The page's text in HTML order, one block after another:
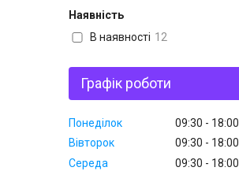
Наявність
В наявності 12
Графік роботи
Понеділок 09:30
18:00
Вівторок
09:30
18:00
Середа
09:30
18:00